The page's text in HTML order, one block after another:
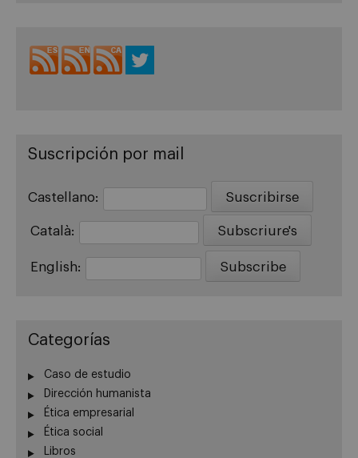
Suscripción por mail
Castellano:
Català:
English:
Categorías
Caso de estudio
Dirección humanista
Ética empresarial
Ética social
Libros